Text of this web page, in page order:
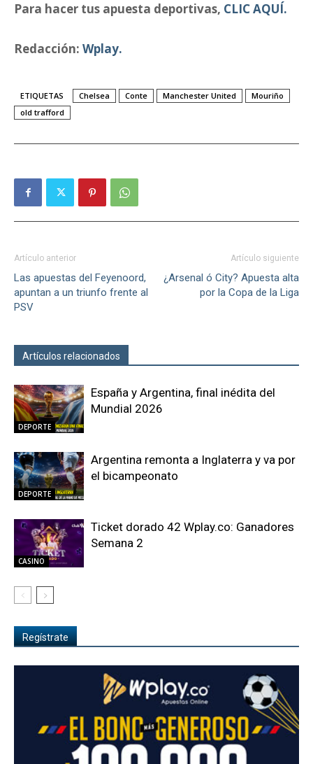
Para hacer tus apuesta deportivas, CLIC AQUÍ.
Redacción: Wplay.
ETIQUETAS Chelsea Conte Manchester United
Mouriño
old trafford
Artículo anterior
Las apuestas del Feyenoord,
apuntan a un triunfo frente al
PSV
Artículo siguiente
¿Arsenal ó City? Apuesta alta
por la Copa de la Liga
Artículos relacionados
DEPORTE
España y Argentina, final inédita del
Mundial 2026
DEPORTE
Argentina remonta a Inglaterra y va por
el bicampeonato
CASINO
Ticket dorado 42 Wplay.co: Ganadores
Semana 2
Regístrate